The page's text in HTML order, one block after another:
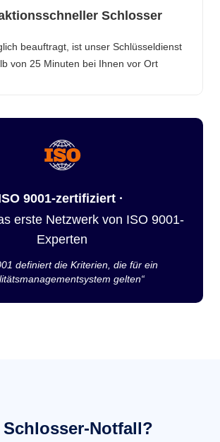
Schlosser
beauftragt, ist unser Schlüsseldienst
von 25 Minuten bei Ihnen vor Ort
9001-zertifiziert ·
erste Netzwerk von ISO 9001-
Experten
definiert die Kriterien, die für ein
gelten“
Schlosser-Notfall?